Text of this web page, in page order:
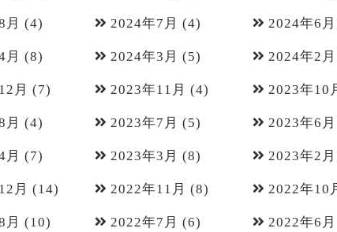
月 (4) 2024年7月 (4) 2024年6月
月 (8) 2024年3月 (5) 2024年2月
月 (7) 2023年11月 (4) 2023年10
月 (4) 2023年7月 (5) 2023年6月
月 (7) 2023年3月 (8) 2023年2月
月 (14) 2022年11月 (8) 2022年10
月 (10) 2022年7月 (6) 2022年6月